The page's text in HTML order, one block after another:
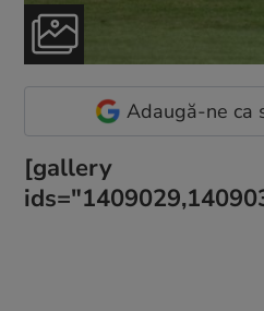
Adaugă-ne ca
[gallery